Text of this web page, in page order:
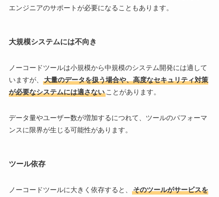
エンジニアのサポートが必要になることもあります。
大規模システムには不向き
ノーコードツールは小規模から中規模のシステム開発には適して
いますが、
大量のデータを扱う場合や、高度なセキュリティ対策
が必要なシステムには適さないことがあります。
データ量やユーザー数が増加するにつれて、ツールのパフォーマ
ンスに限界が生じる可能性があります。
ツール依存
ノーコードツールに大きく依存すると、
そのツールがサービスを